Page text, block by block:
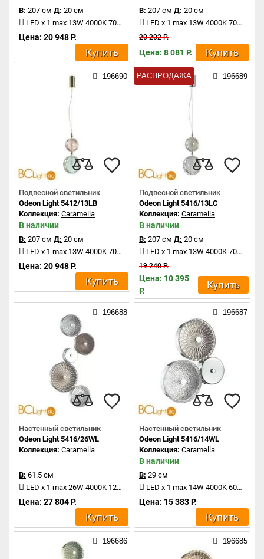
В: 207 см Д: 20 см
LED x 1 max 13W 4000K 700Lm
Цена: 20 948 Р.
Купить
В: 207 см Д: 20 см
LED x 1 max 13W 4000K 700Lm
20 202 Р.
Цена: 8 081 Р. Купить
196690
Подвесной светильник
Odeon Light 5412/13LB
Коллекция: Caramella
В наличии
В: 207 см Д: 20 см
LED x 1 max 13W 4000K 700Lm
Цена: 20 948 Р.
Купить
РАСПРОДАЖА 196689
Подвесной светильник
Odeon Light 5416/13LC
Коллекция: Caramella
В наличии
В: 207 см Д: 20 см
LED x 1 max 13W 4000K 700Lm
19 240 Р.
Цена: 10 395
Р.
Купить
196688
Настенный светильник
Odeon Light 5416/26WL
Коллекция: Caramella
В: 61.5 см
LED x 1 max 26W 4000K 1200Lm
Цена: 27 804 Р.
Купить
196687
Настенный светильник
Odeon Light 5416/14WL
Коллекция: Caramella
В наличии
В: 29 см
LED x 1 max 14W 4000K 600Lm
Цена: 15 383 Р.
Купить
196686 196685